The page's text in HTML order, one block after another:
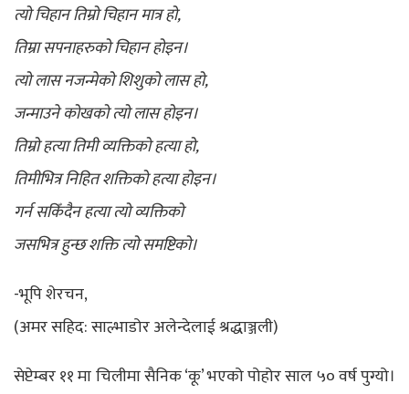
त्यो चिहान तिम्रो चिहान मात्र हो,
तिम्रा सपनाहरुको चिहान होइन।
त्यो लास नजन्मेको शिशुको लास हो,
जन्माउने कोखको त्यो लास होइन।
तिम्रो हत्या तिमी व्यक्तिको हत्या हो,
तिमीभित्र निहित शक्तिको हत्या होइन।
गर्न सकिँदैन हत्या त्यो व्यक्तिको
जसभित्र हुन्छ शक्ति त्यो समष्टिको।
-भूपि शेरचन,
(अमर सहिद: साल्भाडोर अलेन्देलाई श्रद्धाञ्जली)
सेप्टेम्बर ११ मा चिलीमा सैनिक ‘कू’ भएको पोहोर साल ५० वर्ष पुग्यो।